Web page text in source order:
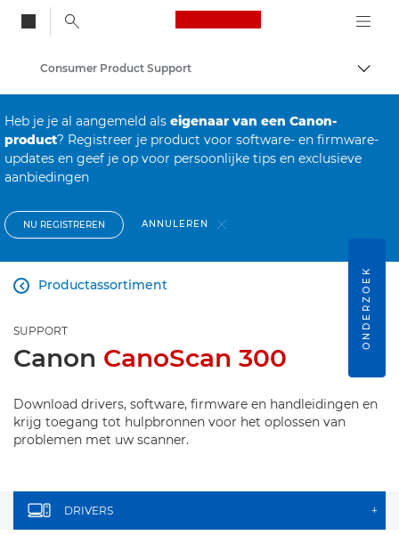
Canon Logo, back
Consumer Product Support
Heb je je al aangemeld als eigenaar van een Canon-
product? Registreer je product voor software- en firmware-
updates en geef je op voor persoonlijke tips en exclusieve
aanbiedingen
NU REGISTREREN ANNULEREN
Productassortiment

SUPPORT
Canon CanoScan 300
Download drivers, software, firmware en handleidingen en
krijg toegang tot hulpbronnen voor het oplossen van
problemen met uw scanner.
DRIVERS +
ONDERZOEK